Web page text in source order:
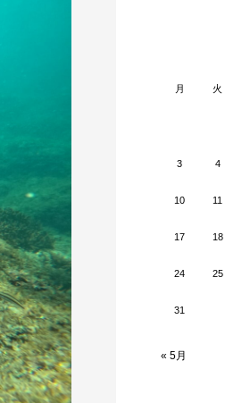
月 火
3 4
10 11
17 18
24 25
31
« 5月